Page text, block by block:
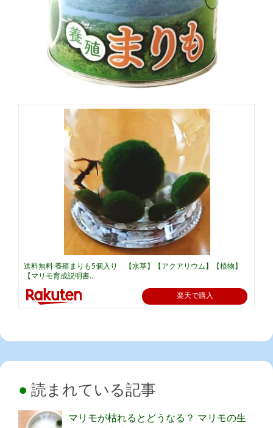
送料無料 養殖まりも5個入り 【水草】【アクアリウム】【植物】
【マリモ育成説明書...
楽天で購入
読まれている記事
マリモが枯れるとどうなる？ マリモの生